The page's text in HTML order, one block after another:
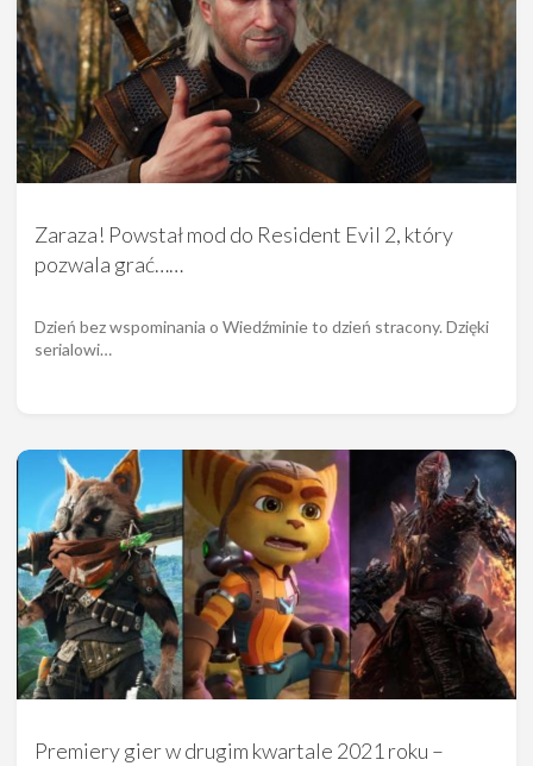
Zaraza! Powstał mod do Resident Evil 2, który
pozwala grać……
Dzień bez wspominania o Wiedźminie to dzień stracony. Dzięki
serialowi…
Premiery gier w drugim kwartale 2021 roku –